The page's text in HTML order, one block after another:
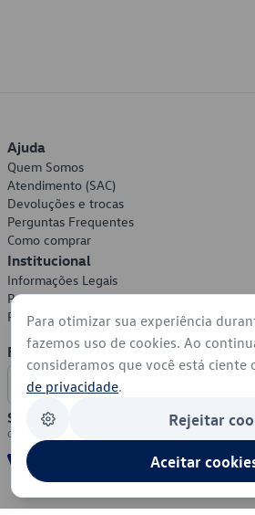
Ajuda
Quem Somos
Atendimento (SAC)
Devoluções e trocas
Perguntas Frequentes
Como comprar
Institucional
Informações Legais
Política de Privacidade
Política de Cookies
Formas de Pagamento
Segurança
Para otimizar sua experiência
fazemos uso de cookies. Ao
consideramos que você está ciente
de privacidade.
Rejeitar
Aceitar